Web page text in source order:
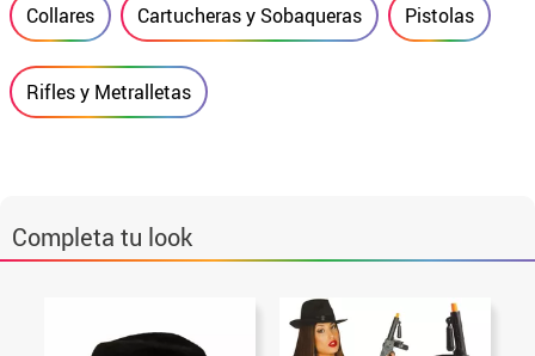
Collares Cartucheras y Sobaqueras Pistolas
Rifles y Metralletas
Completa tu look